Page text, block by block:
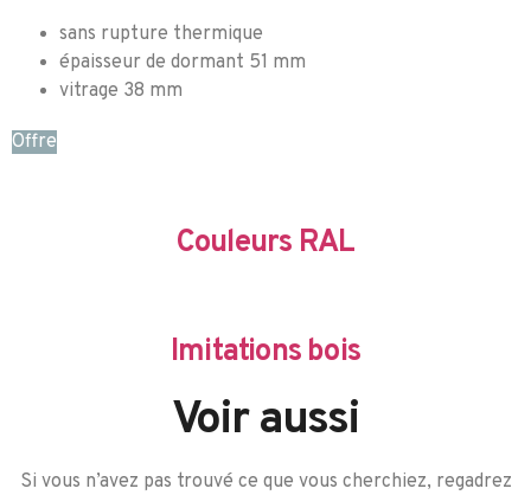
sans rupture thermique
épaisseur de dormant 51 mm
vitrage 38 mm
Offre
Couleurs RAL
Imitations bois
Voir aussi
Si vous n’avez pas trouvé ce que vous cherchiez, regadrez